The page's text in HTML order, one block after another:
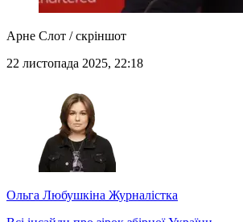
Арне Слот / скріншот
22 листопада 2025, 22:18
Ольга Любушкіна Журналістка